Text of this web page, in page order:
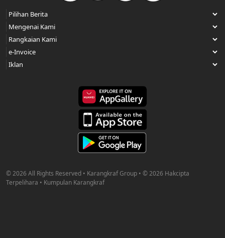
© 2026 All Rights Reserved • Karangkraf Group • © 2026 Hakcipta
Terpelihara • Kumpulan Karangkraf